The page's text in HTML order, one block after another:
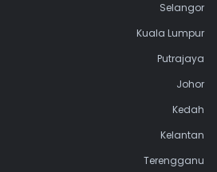
Selangor
Kuala Lumpur
Putrajaya
Johor
Kedah
Kelantan
Terengganu